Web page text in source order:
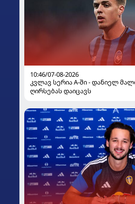
10:46/07-08-2026
კვლავ სერია A-ში - დანიელ
ღირსებას დაიცავს